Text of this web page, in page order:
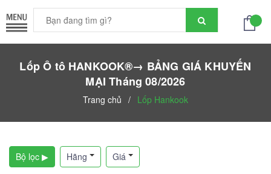
Lốp Ô tô HANKOOK®→ BẢNG GIÁ KHUYẾN
MẠI Tháng 08/2026
Trang chủ / Lốp Hankook
Bộ lọc ▶ Hãng Giá